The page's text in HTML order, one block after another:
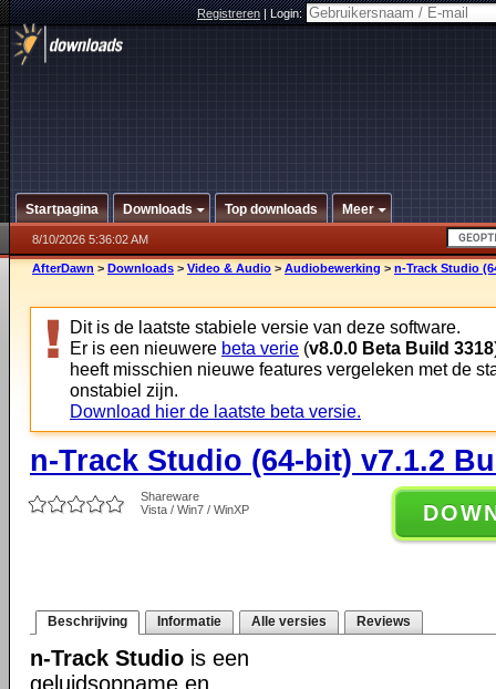
Registreren|Login:
Startpagina Downloads Top downloads Meer
8/10/2026 5:36:02 AM
AfterDawn > Downloads > Video & Audio > Audiobewerking > n-Track Studio
Dit is de laatste stabiele versie van deze software.
Er is een nieuwere beta verie (v8.0.0 Beta Build 3318
heeft misschien nieuwe features vergeleken met de
onstabiel zijn.
Download hier de laatste beta versie.
n-Track Studio (64-bit) v7.1.2
Shareware
Vista / Win7 / WinXP
Beschrijving Informatie Alle versies Reviews
n-Track Studio is een
geluidsopname en